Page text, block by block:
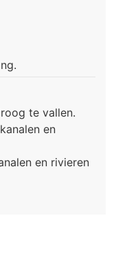
te vallen.
en
en rivieren